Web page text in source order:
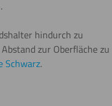
hindurch zu
zur Oberfläche zu
Schwarz.